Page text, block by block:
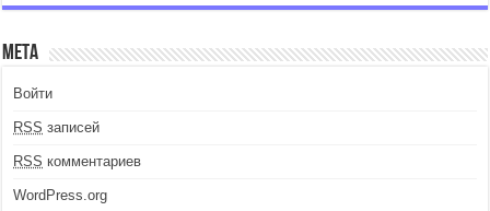
Мета
Войти
RSS записей
RSS комментариев
WordPress.org